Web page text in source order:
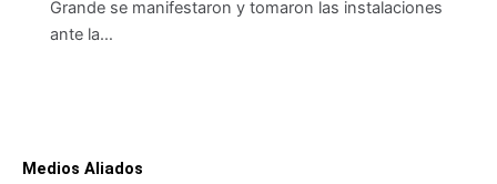
Grande se manifestaron y tomaron las instalaciones
ante la…
Medios Aliados